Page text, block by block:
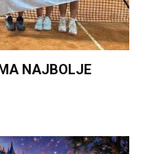
NAJBOLJE